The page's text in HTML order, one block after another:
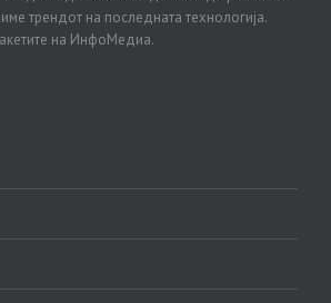
трендот на последната технологија.
на ИнфоМедиа.